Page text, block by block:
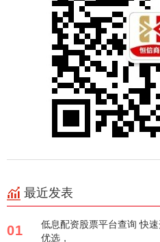
最近发表
01
低息配资股票平台查询 快
优选，